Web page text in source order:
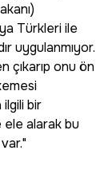
Türkleri ile
uygulanmıyor.
çıkarıp onu ön
ilgili bir
ele alarak bu